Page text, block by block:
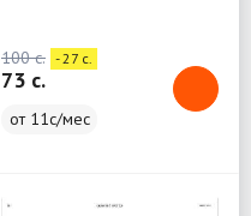
100 c. - 27 c.
73 c.
от 11с/мес